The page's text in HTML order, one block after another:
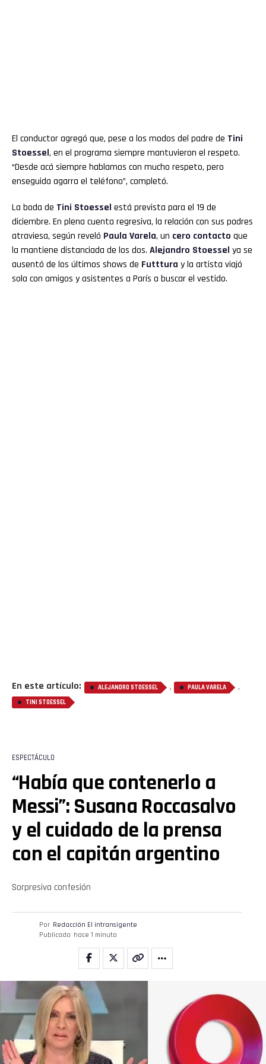
El conductor agregó que, pese a los modos del padre de Tini
Stoessel, en el programa siempre mantuvieron el respeto.
“Desde acá siempre hablamos con mucho respeto, pero
enseguida agarra el teléfono”, completó.
La boda de Tini Stoessel está prevista para el 19 de
diciembre. En plena cuenta regresiva, la relación con sus padres
atraviesa, según reveló Paula Varela, un cero contacto que
la mantiene distanciada de los dos. Alejandro Stoessel ya se
ausentó de los últimos shows de Futttura y la artista viajó
sola con amigos y asistentes a París a buscar el vestido.
En este artículo: ALEJANDRO STOESSEL , PAULA VARELA ,
TINI STOESSEL
ESPECTÁCULO
“Había que contenerlo a
Messi”: Susana Roccasalvo
y el cuidado de la prensa
con el capitán argentino
Sorpresiva confesión
Por Redacción El intransigente
Publicado hace 1 minuto